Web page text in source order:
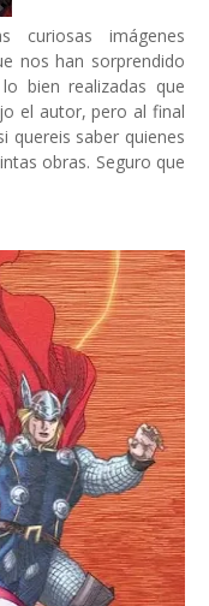
curiosas imágenes
nos han sorprendido
bien realizadas que
el autor, pero al final
quereis saber quienes
obras. Seguro que